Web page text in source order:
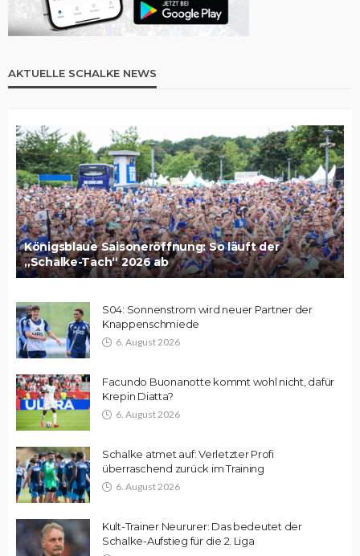
AKTUELLE SCHALKE NEWS
Königsblaue Saisoneröffnung: So läuft der
„Schalke-Tach“ 2026 ab
S04: Sonnenstrom wird neuer Partner der
Knappenschmiede
6. August 2026
Facundo Buonanotte kommt wohl nicht, dafür
Krepin Diatta?
6. August 2026
Schalke atmet auf: Verletzter Profi
überraschend zurück im Training
6. August 2026
Kult-Trainer Neururer: Das bedeutet der
Schalke-Aufstieg für die 2. Liga